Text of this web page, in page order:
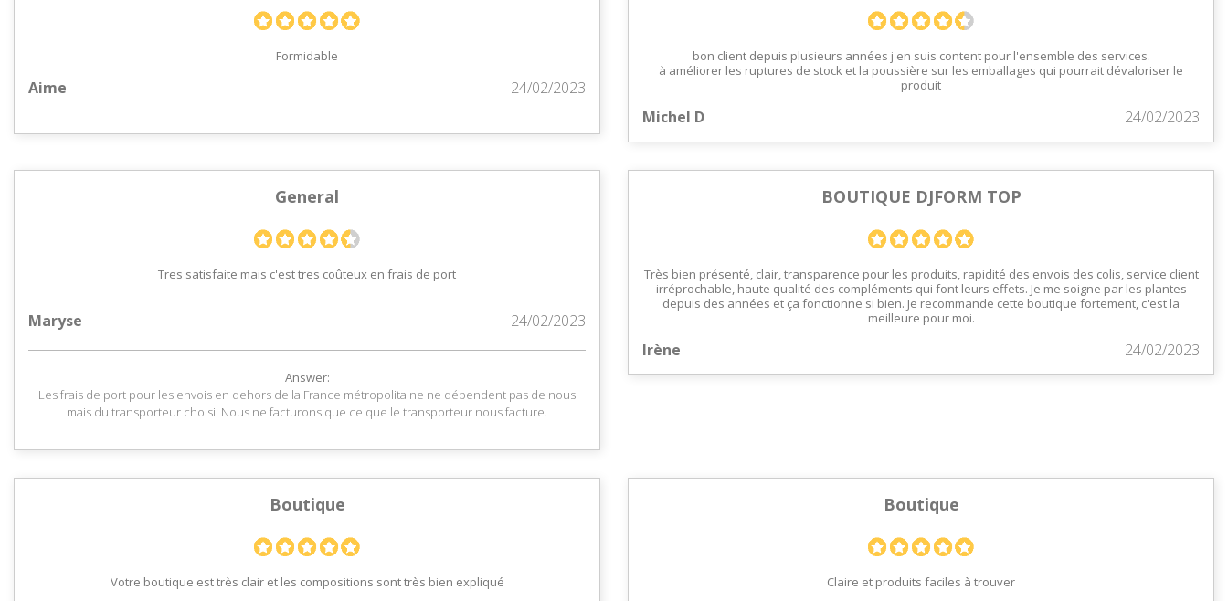
Formidable
Aime 24/02/2023
bon client depuis plusieurs années j'en suis content pour l'ensemble des services.
à améliorer les ruptures de stock et la poussière sur les emballages qui pourrait dévaloriser le
produit
Michel D 24/02/2023
General
Tres satisfaite mais c'est tres coûteux en frais de port
Maryse 24/02/2023
Answer:
Les frais de port pour les envois en dehors de la France métropolitaine ne dépendent pas de nous
mais du transporteur choisi. Nous ne facturons que ce que le transporteur nous facture.
BOUTIQUE DJFORM TOP
Très bien présenté, clair, transparence pour les produits, rapidité des envois des colis, service client
irréprochable, haute qualité des compléments qui font leurs effets. Je me soigne par les plantes
depuis des années et ça fonctionne si bien. Je recommande cette boutique fortement, c'est la
meilleure pour moi.
Irène 24/02/2023
Boutique
Votre boutique est très clair et les compositions sont très bien expliqué
Boutique
Claire et produits faciles à trouver